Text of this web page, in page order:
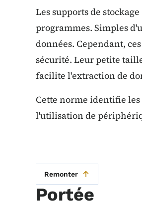
Les supports de
programmes. Simples
données. Cependant,
sécurité. Leur petite
facilite l'extraction de
Cette norme identifie
l'utilisation de
Remonter
Portée